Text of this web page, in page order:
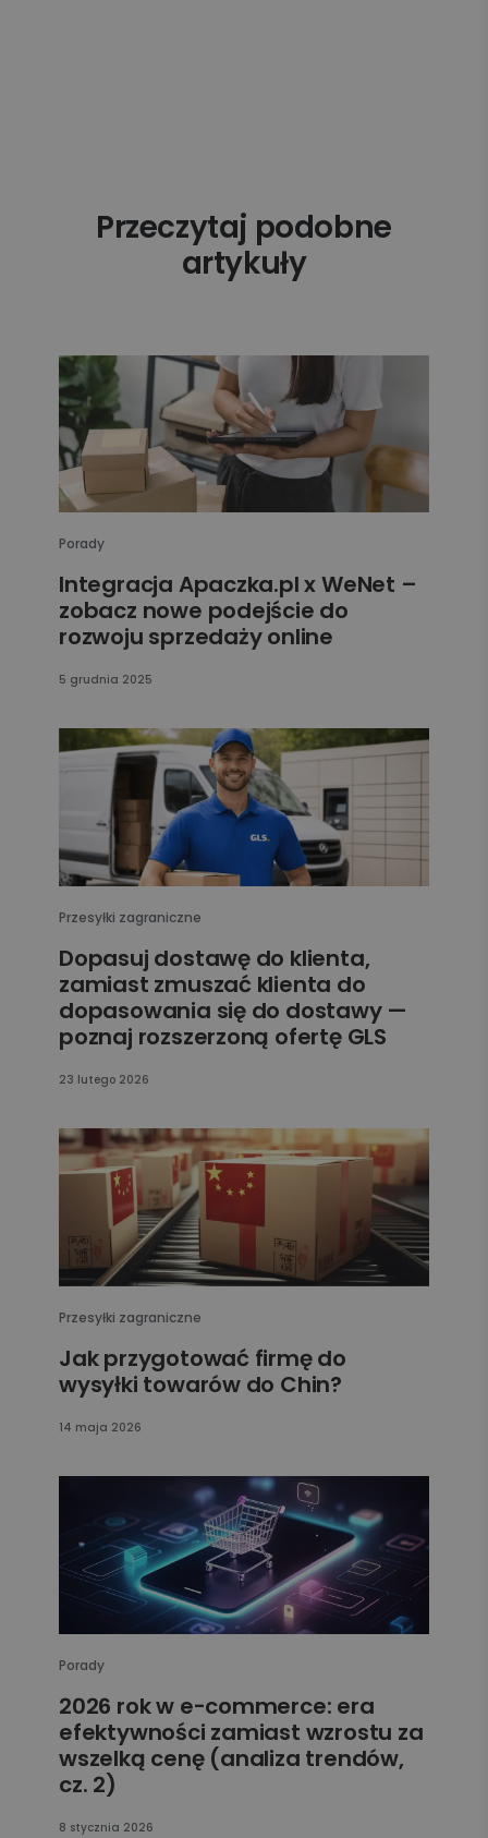
Przeczytaj podobne
artykuły
Porady
Integracja Apaczka.pl x WeNet –
zobacz nowe podejście do
rozwoju sprzedaży online
5 grudnia 2025
Przesyłki zagraniczne
Dopasuj dostawę do klienta,
zamiast zmuszać klienta do
dopasowania się do dostawy —
poznaj rozszerzoną ofertę GLS
23 lutego 2026
Przesyłki zagraniczne
Jak przygotować firmę do
wysyłki towarów do Chin?
14 maja 2026
Porady
2026 rok w e-commerce: era
efektywności zamiast wzrostu za
wszelką cenę (analiza trendów,
cz. 2)
8 stycznia 2026